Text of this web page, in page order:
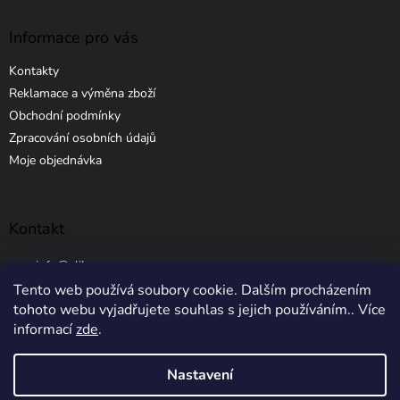
Tento web používá soubory cookie. Dalším procházením
tohoto webu vyjadřujete souhlas s jejich používáním.. Více
informacízde.
Nastavení
Informace pro vás
Kontakty
Reklamace a výměna zboží
Obchodní podmínky
Zpracování osobních údajů
Moje objednávka
Kontakt
info @ elibros.cz
+420 734 184 444